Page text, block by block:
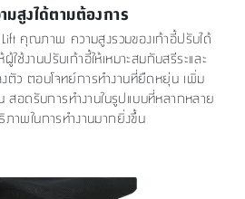
มสูงได้ตามต้องการ
คุณภาพ ความสูงรวมของเก้าอี้ปรับได้
ช้งานปรับเก้าอี้ให้เหมาะสมกับสรีระและ
งตัว ตอบโจทย์การทำงานที่ยืดหยุ่น เพิ่ม
สอดรับการทำงานในรูปแบบที่หลากหลาย
ภาพในการทำงานมากยิ่งขึ้น